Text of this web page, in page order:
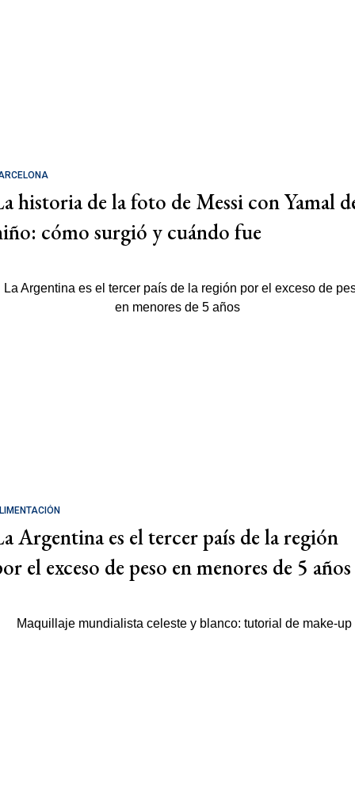
historia de la foto de Messi con Yamal
cómo surgió y cuándo fue
Argentina es el tercer país de la región
el exceso de peso en menores de 5 años